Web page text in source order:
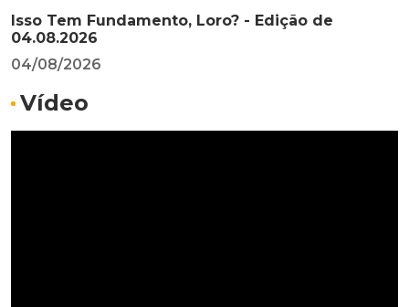
Isso Tem Fundamento, Loro? - Edição de
04.08.2026
04/08/2026
Vídeo